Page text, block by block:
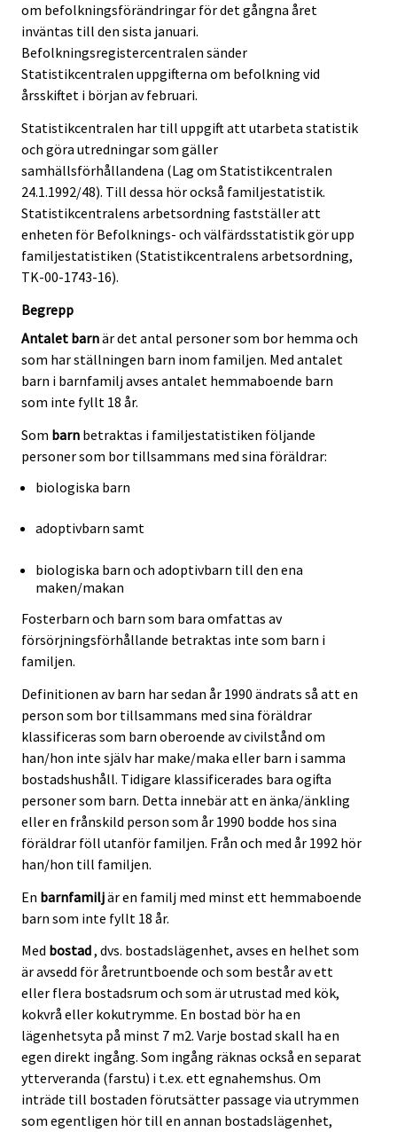
om befolkningsförändringar för det gångna året
inväntas till den sista januari.
Befolkningsregistercentralen sänder
Statistikcentralen uppgifterna om befolkning vid
årsskiftet i början av februari.
Statistikcentralen har till uppgift att utarbeta statistik
och göra utredningar som gäller
samhällsförhållandena (Lag om Statistikcentralen
24.1.1992/48). Till dessa hör också familjestatistik.
Statistikcentralens arbetsordning fastställer att
enheten för Befolknings- och välfärdsstatistik gör upp
familjestatistiken (Statistikcentralens arbetsordning,
TK-00-1743-16).
Begrepp
Antalet barnär det antal personer som bor hemma och
som har ställningen barn inom familjen. Med antalet
barn i barnfamilj avses antalet hemmaboende barn
som inte fyllt 18 år.
Som barn betraktas i familjestatistiken följande
personer som bor tillsammans med sina föräldrar:
biologiska barn
adoptivbarn samt
biologiska barn och adoptivbarn till den ena
maken/makan
Fosterbarn och barn som bara omfattas av
försörjningsförhållande betraktas inte som barn i
familjen.
Definitionen av barn har sedan år 1990 ändrats så att en
person som bor tillsammans med sina föräldrar
klassificeras som barn oberoende av civilstånd om
han/hon inte själv har make/maka eller barn i samma
bostadshushåll. Tidigare klassificerades bara ogifta
personer som barn. Detta innebär att en änka/änkling
eller en frånskild person som år 1990 bodde hos sina
föräldrar föll utanför familjen. Från och med år 1992 hör
han/hon till familjen.
En barnfamiljär en familj med minst ett hemmaboende
barn som inte fyllt 18 år.
Med bostad, dvs. bostadslägenhet, avses en helhet som
är avsedd för åretruntboende och som består av ett
eller flera bostadsrum och som är utrustad med kök,
kokvrå eller kokutrymme. En bostad bör ha en
lägenhetsyta på minst 7 m2. Varje bostad skall ha en
egen direkt ingång. Som ingång räknas också en separat
ytterveranda (farstu) i t.ex. ett egnahemshus. Om
inträde till bostaden förutsätter passage via utrymmen
som egentligen hör till en annan bostadslägenhet,